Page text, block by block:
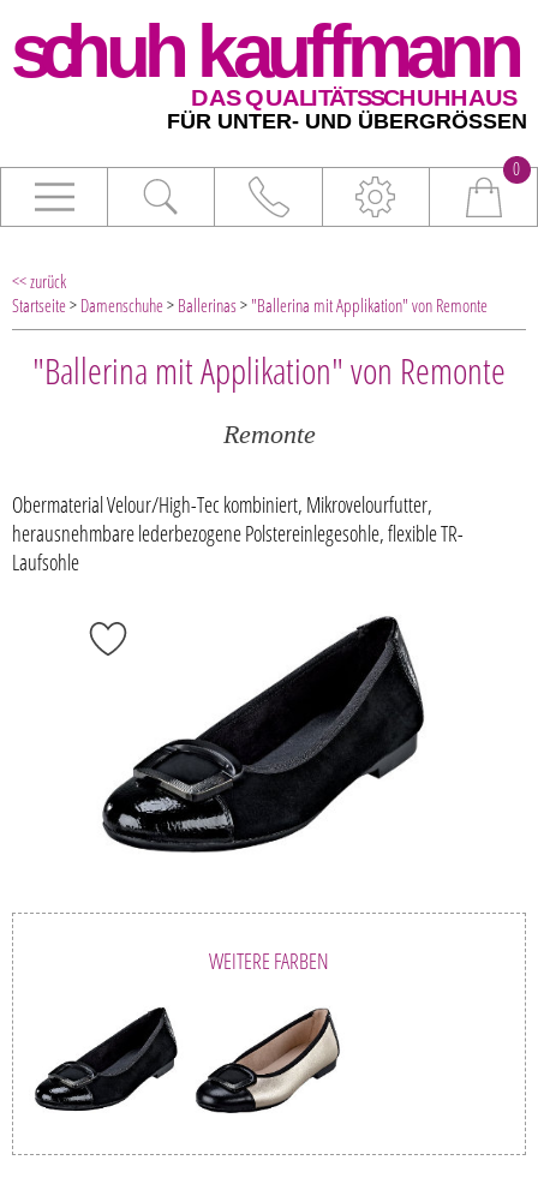
0
<< zurück
Startseite> Damenschuhe> Ballerinas> "Ballerina mit Applikation" von Remonte
"Ballerina mit Applikation" von Remonte
Remonte
Obermaterial Velour/High-Tec kombiniert, Mikrovelourfutter,
herausnehmbare lederbezogene Polstereinlegesohle, flexible TR-
Laufsohle
WEITERE FARBEN